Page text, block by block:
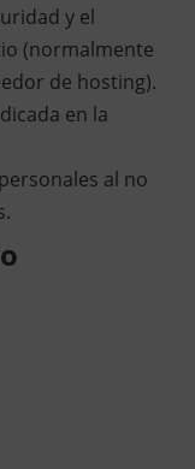
y el
(normalmente
de hosting).
en la
al no